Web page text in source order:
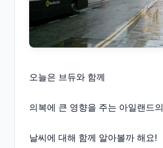
오늘은 브듀와 함께
의복에 큰 영향을 주는 아일랜드의
날씨에 대해 함께 알아볼까 해요!